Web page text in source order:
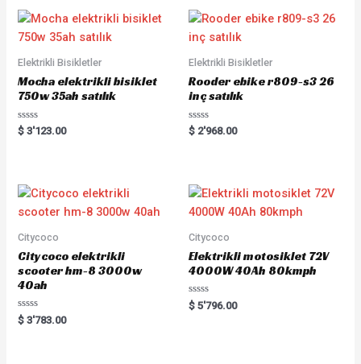
Elektrikli Bisikletler
Mocha elektrikli bisiklet
750w 35ah satılık
Rated
0
$ 3'123.00
Elektrikli Bisikletler
Rooder ebike r809-s3 26
inç satılık
Rated
0
$ 2'968.00
Citycoco
Citycoco elektrikli
scooter hm-8 3000w
40ah
Rated
0
$ 3'783.00
Citycoco
Elektrikli motosiklet 72V
4000W 40Ah 80kmph
Rated
0
$ 5'796.00